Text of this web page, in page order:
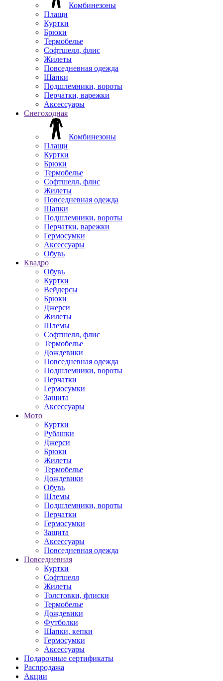
Комбинезоны
Плащи
Куртки
Брюки
Термобелье
Софтшелл, флис
Жилеты
Повседневная одежда
Шапки
Подшлемники, вороты
Перчатки, варежки
Аксессуары
Снегоходная
Комбинезоны
Плащи
Куртки
Брюки
Термобелье
Софтшелл, флис
Жилеты
Повседневная одежда
Шапки
Подшлемники, вороты
Перчатки, варежки
Гермосумки
Аксессуары
Обувь
Квадро
Обувь
Куртки
Вейдерсы
Брюки
Джерси
Жилеты
Шлемы
Софтшелл, флис
Термобелье
Дождевики
Повседневная одежда
Подшлемники, вороты
Перчатки
Гермосумки
Защита
Аксессуары
Мото
Куртки
Рубашки
Джерси
Брюки
Жилеты
Термобелье
Дождевики
Обувь
Шлемы
Подшлемники, вороты
Перчатки
Гермосумки
Защита
Аксессуары
Повседневная одежда
Повседневная
Куртки
Софтшелл
Жилеты
Толстовки, флиски
Термобелье
Дождевики
Футболки
Шапки, кепки
Гермосумки
Аксессуары
Подарочные сертификаты
Распродажа
Акции